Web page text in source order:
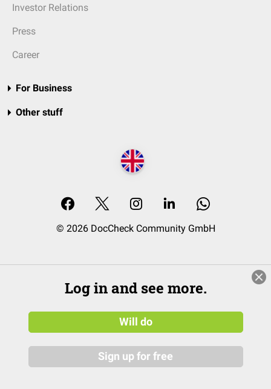
Investor Relations
Press
Career
For Business
Other stuff
© 2026 DocCheck Community GmbH
Log in and see more.
Will do
Sign up for free